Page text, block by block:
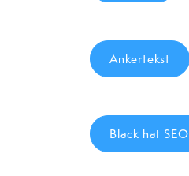
Ankertekst
Black hat SEO